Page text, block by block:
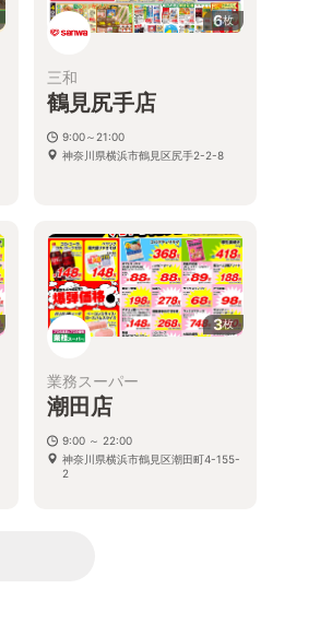
6枚
三和
鶴見尻手店
9:00～21:00
神奈川県横浜市鶴見区尻手2-2-8
3枚
業務スーパー
潮田店
9:00 ～ 22:00
神奈川県横浜市鶴見区潮田町4-155-
2